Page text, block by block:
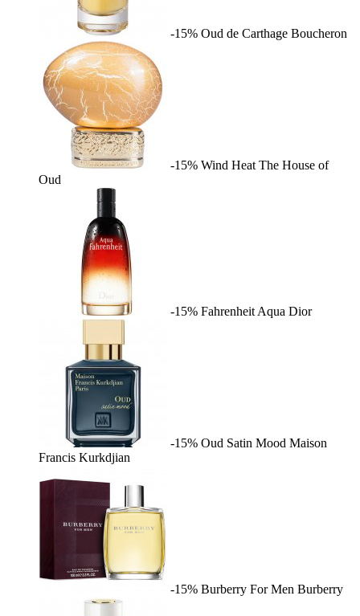
-15% Oud de Carthage Boucheron
-15% Wind Heat The House of
Oud
-15% Fahrenheit Aqua Dior
-15% Oud Satin Mood Maison
Francis Kurkdjian
-15% Burberry For Men Burberry